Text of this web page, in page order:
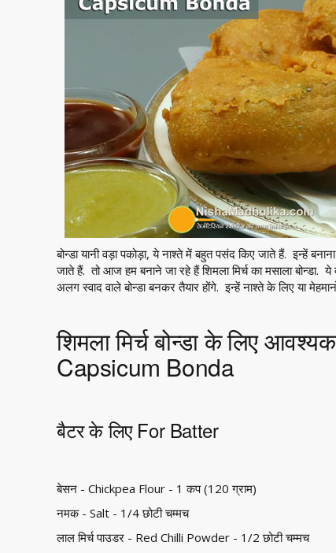
बोन्डा यानी वड़ा पकोड़ा, ये नाश्ते में बहुत पसंद किए जाते हैं. इन्हें
जाते हैं. तो आज हम बनाने जा रहे हैं शिमला मिर्च का मसाला
अलग स्वाद वाले बोन्डा बनकर तैयार होंगे. इन्हें नाश्ते के लिए या
शिमला मिर्च बोन्डा के लिए
Capsicum Bonda
बैटर के लिए For Batter
बेसन - Chickpea Flour - 1 कप (120 ग्राम)
नमक - Salt - 1/4 छोटी चम्मच
लाल मिर्च पाउडर - Red Chilli Powder - 1/2 छोटी चम्मच